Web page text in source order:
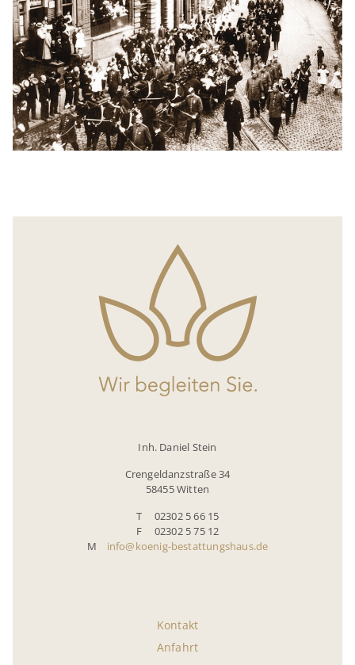
Inh. Daniel Stein
Crengeldanzstraße 34
58455 Witten
T 02302 5 66 15
F 02302 5 75 12
M info@koenig-bestattungshaus.de
Kontakt
Anfahrt